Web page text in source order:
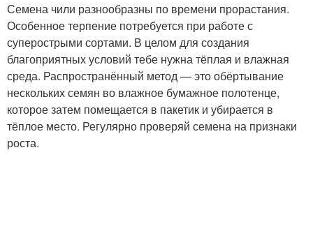
Семена чили разнообразны по времени прорастания.
Особенное терпение потребуется при работе с
суперострыми сортами. В целом для создания
благоприятных условий тебе нужна тёплая и влажная
среда. Распространённый метод — это обёртывание
нескольких семян во влажное бумажное полотенце,
которое затем помещается в пакетик и убирается в
тёплое место. Регулярно проверяй семена на признаки
роста.